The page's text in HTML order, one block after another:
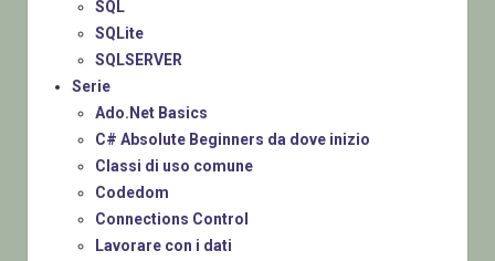
SQL
SQLite
SQLSERVER
Serie
Ado.Net Basics
C# Absolute Beginners da dove inizio
Classi di uso comune
Codedom
Connections Control
Lavorare con i dati